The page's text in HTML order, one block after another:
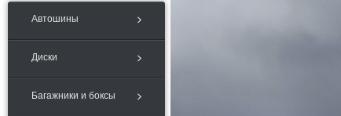
Автошины
Диски
Багажники и боксы